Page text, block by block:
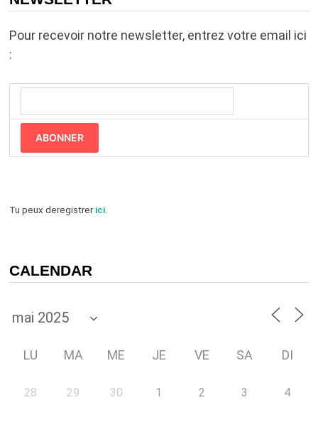
Pour recevoir notre newsletter, entrez votre email ici
:
ABONNER
Tu peux deregistrerici.
CALENDAR
LU MA ME JE VE SA DI
28 29 30 1 2 3 4